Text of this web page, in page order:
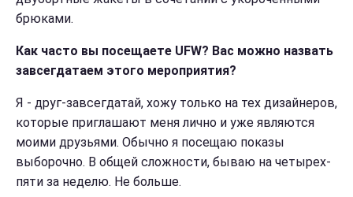
брюками.
Как часто вы посещаете UFW? Вас можно назвать
завсегдатаем этого мероприятия?
Я - друг-завсегдатай, хожу только на тех дизайнеров,
которые приглашают меня лично и уже являются
моими друзьями. Обычно я посещаю показы
выборочно. В общей сложности, бываю на четырех-
пяти за неделю. Не больше.